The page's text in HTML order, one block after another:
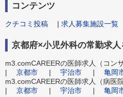
コンテンツ
クチコミ投稿 | 求人募集施設一覧
京都府×小児外科の常勤求人
m3.comCAREERの医師求人（コン
| 京都市 | 宇治市 | 亀岡
m3.comCAREERの医師求人（病医
| 京都市 | 宇治市 | 亀岡